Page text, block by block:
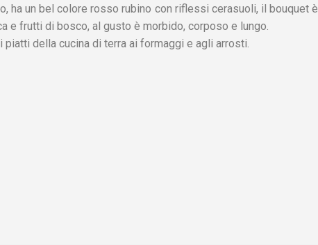
ha un bel colore rosso rubino con riflessi cerasuoli, il bouquet
e frutti di bosco, al gusto è morbido, corposo e lungo.
piatti della cucina di terra ai formaggi e agli arrosti.